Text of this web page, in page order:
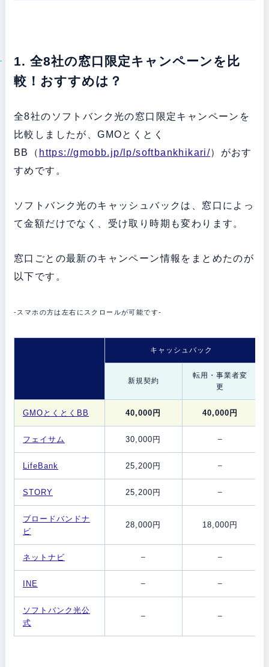
1. 全8社の窓口限定キャンペーンを比
較！おすすめは？
全8社のソフトバンク光の窓口限定キャンペーンを
比較しましたが、GMOとくとく
BB（ https://gmobb.jp/lp/softbankhikari/）がおす
すめです。
ソフトバンク光のキャッシュバックは、窓口によっ
て金額だけでなく、受け取り時期も変わります。
窓口ごとの最新のキャンペーン情報をまとめたのが
以下です。
-スマホの方は左右にスクロールが可能です-
キャッシュバック
新規契約
転用・事業者変
更
GMOとくとくBB 40,000円 40,000円
フェイサム 30,000円 –
LifeBank 25,200円 –
STORY 25,200円 –
ブロードバンドナ
ビ
28,000円 18,000円
ネットナビ – –
INE – –
ソフトバンク光公
式
– –